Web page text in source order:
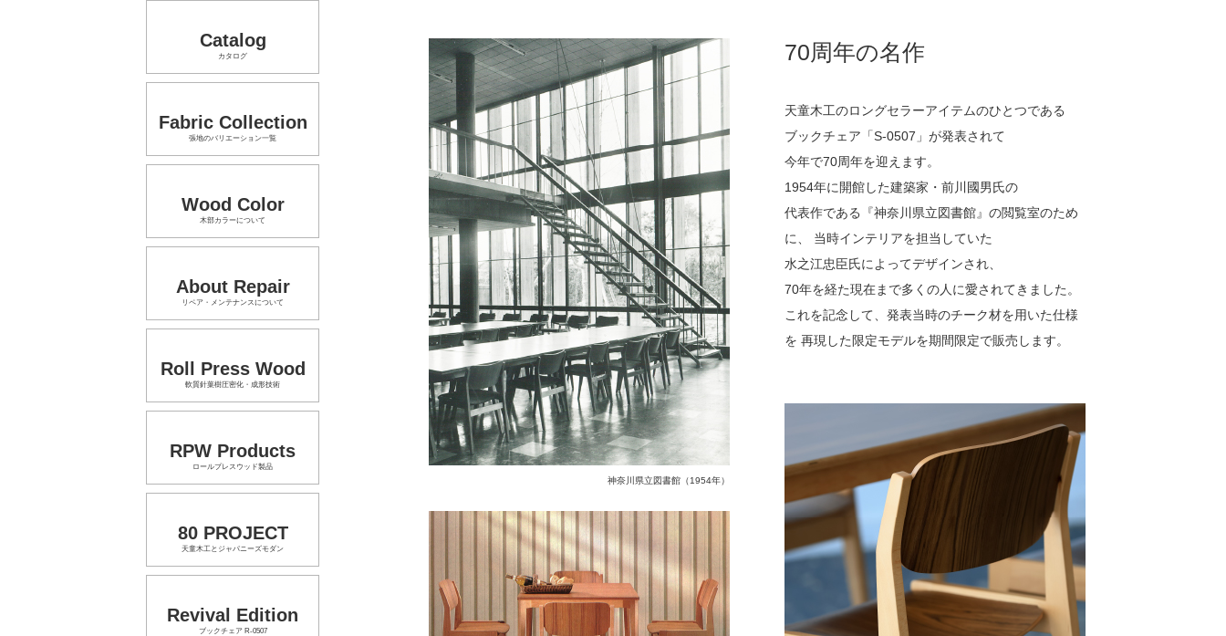
神奈川県立図書館（1954年）
70周年の名作
天童木工のロングセラーアイテムのひとつである
ブックチェア「S-0507」が発表されて
今年で70周年を迎えます。
1954年に開館した建築家・前川國男氏の
代表作である『神奈川県立図書館』の閲覧室のため
に、 当時インテリアを担当していた
水之江忠臣氏によってデザインされ、
70年を経た現在まで多くの人に愛されてきました。
これを記念して、発表当時のチーク材を用いた仕様
を 再現した限定モデルを期間限定で販売します。
Catalog
カタログ
Fabric Collection
張地のバリエーション一覧
Wood Color
木部カラーについて
About Repair
リペア・メンテナンスについて
Roll Press Wood
軟質針葉樹圧密化・成形技術
RPW Products
ロールプレスウッド製品
80 PROJECT
天童木工とジャパニーズモダン
Revival Edition
ブックチェア R-0507